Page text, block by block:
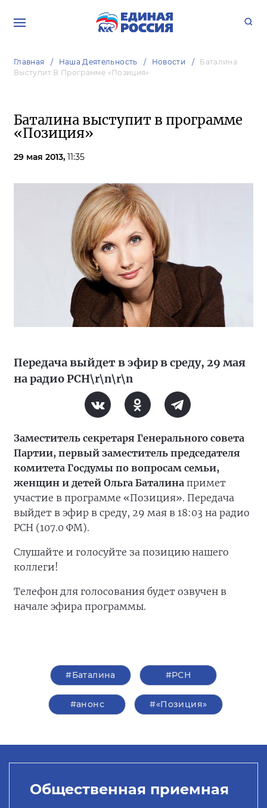
Главная Наша Деятельность Новости
Баталина
Выступит В Программе «Позиция»
Баталина выступит в программе
«Позиция»
29 мая 2013, 11:35
Передача выйдет в эфир в среду, 29 мая
на радио РСН\r\n\r\n
Заместитель секретаря Генерального совета
Партии, первый заместитель председателя
комитета Госдумы по вопросам семьи,
женщин и детей Ольга Баталина примет
участие в программе «Позиция». Передача
выйдет в эфир в среду, 29 мая в 18:03 на радио
РСН (107.0 ФМ).
Слушайте и голосуйте за позицию нашего
коллеги!
Телефон для голосования будет озвучен в
начале эфира программы.
#Баталина #РСН
#анонс #«Позиция»
Общественная приемная